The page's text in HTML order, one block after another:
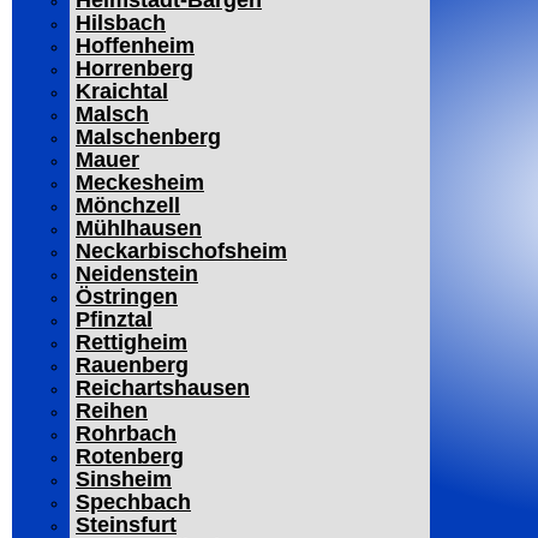
Hilsbach
Hoffenheim
Horrenberg
Kraichtal
Malsch
Malschenberg
Mauer
Meckesheim
Mönchzell
Mühlhausen
Neckarbischofsheim
Neidenstein
Östringen
Pfinztal
Rettigheim
Rauenberg
Reichartshausen
Reihen
Rohrbach
Rotenberg
Sinsheim
Spechbach
Steinsfurt